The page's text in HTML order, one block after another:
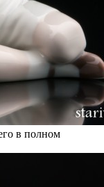
в полном